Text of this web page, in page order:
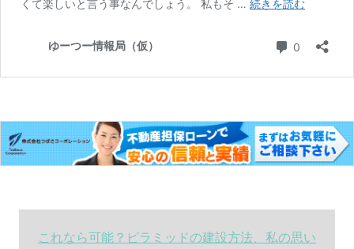
これなら可能？ピラミッドの建設方法、私の思い